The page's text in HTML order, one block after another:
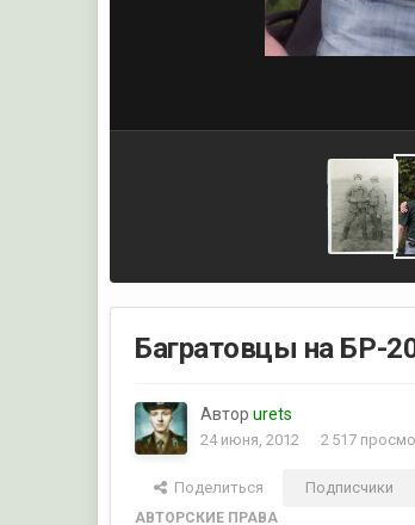
Багратовцы на БР-
Авторurets
24 июня, 2012 2 517
Поделиться Подписчики
АВТОРСКИЕ ПРАВА